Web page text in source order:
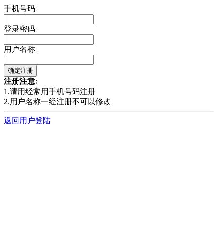
手机号码:
登录密码:
用户名称:
注册注意:
1.请用经常用手机号码注册
2.用户名称一经注册不可以修改
返回用户登陆